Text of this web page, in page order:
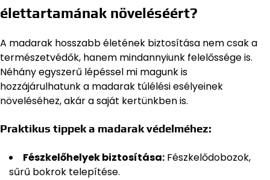
élettartamának növeléséért?
A madarak hosszabb életének biztosítása nem csak a
természetvédők, hanem mindannyiunk felelőssége is.
Néhány egyszerű lépéssel mi magunk is
hozzájárulhatunk a madarak túlélési esélyeinek
növeléséhez, akár a saját kertünkben is.
Praktikus tippek a madarak védelméhez:
Fészkelőhelyek biztosítása: Fészkelődobozok,
sűrű bokrok telepítése.